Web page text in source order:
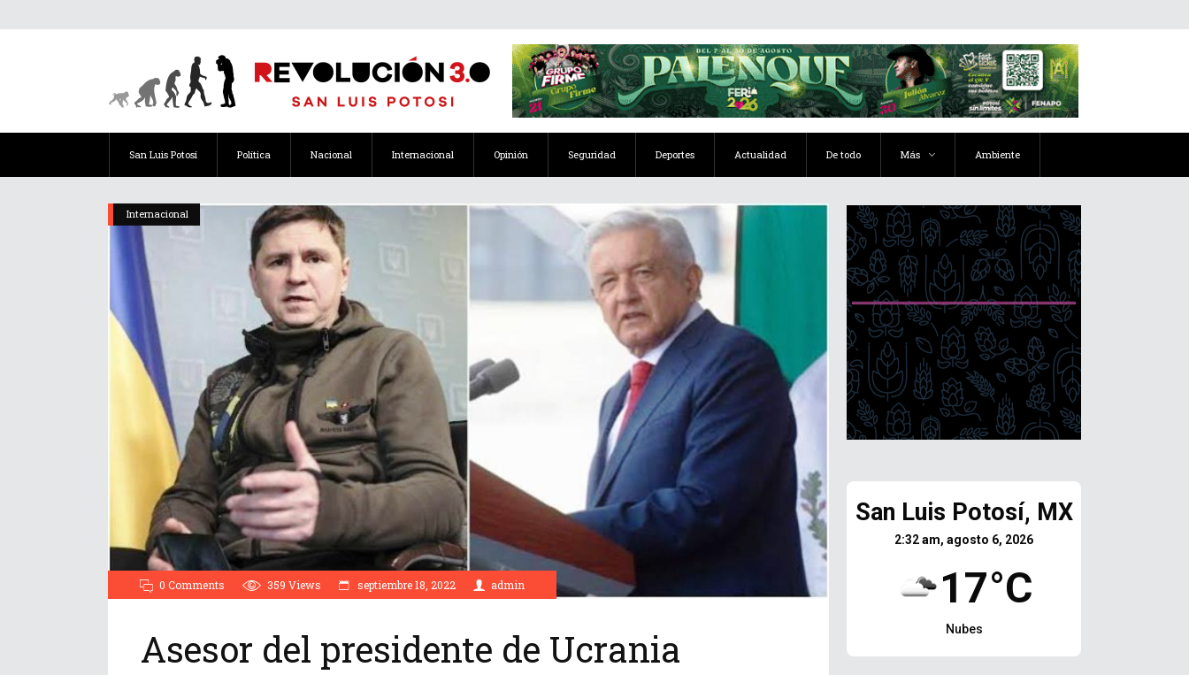
San Luis Potosí Política Nacional Internacional Opinión Seguridad Deportes Actualidad De todo Más Ambiente
Internacional
0 Comments 359 Views septiembre 18, 2022 admin
Asesor del presidente de Ucrania
San Luis Potosí, MX
2:32 am, agosto 6, 2026
17°C
Nubes